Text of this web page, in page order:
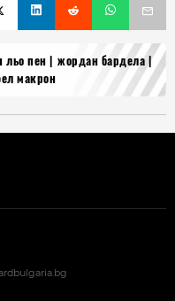
льо пен
жордан бардела
макрон